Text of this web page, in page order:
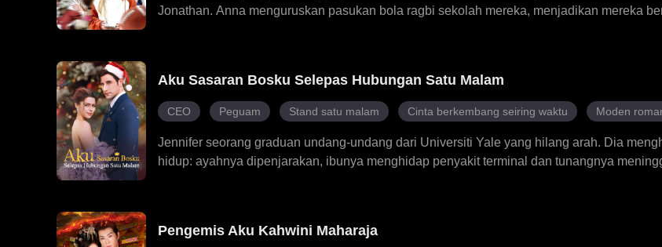
Jonathan. Anna menguruskan pasukan bola ragbi sekolah mereka, menjadikan mereka
pengurusnya. Selepas Anna pergi, Gordy dan Jonathan menyedari penipuan Kitty, tetapi
tidak berguna lagi.
Aku Sasaran Bosku Selepas Hubungan Satu Malam
CEO Peguam Stand satu malam Cinta berkembang seiring waktu Moden
Jennifer seorang graduan undang-undang dari Universiti Yale yang hilang arah. Dia
hidup: ayahnya dipenjarakan, ibunya menghidap penyakit terminal dan tunangnya
terlarang mula muncul antara mereka. Seterusnya, Jennifer mengetahui bahawa Harry
Pengemis Aku Kahwini Maharaja